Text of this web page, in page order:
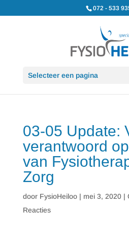
072 - 533
Selecteer een pagina
03-05 Update:
verantwoord
van
Zorg
door FysioHeiloo| mei 3, 2020|
Reacties